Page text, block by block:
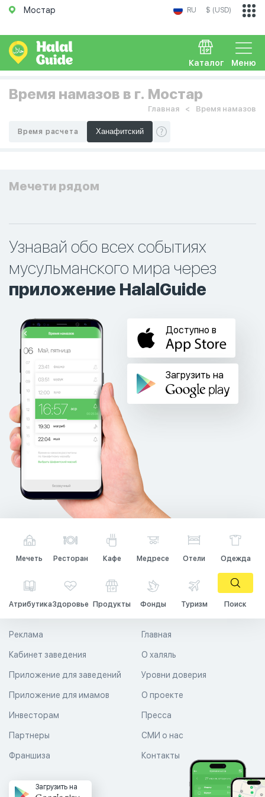
Мостар RU $ (USD)
Меню
Каталог
Время намазов в г. Мостар
Главная Время намазов
Время расчета
Мечети рядом
Узнавай обо всех событиях
мусульманского мира через
приложение HalalGuide
Доступно в
Загрузить на
Мечеть Ресторан Кафе Медресе Отели Одежда
АтрибутикаЗдоровье Продукты Фонды Туризм Поиск
Главная
О халяль
Уровни доверия
Реклама
Кабинет заведения
Приложение для заведений
Приложение для имамов О проекте
Пресса
СМИ о нас
Контакты
Инвесторам
Партнеры
Франшиза
Загрузить на